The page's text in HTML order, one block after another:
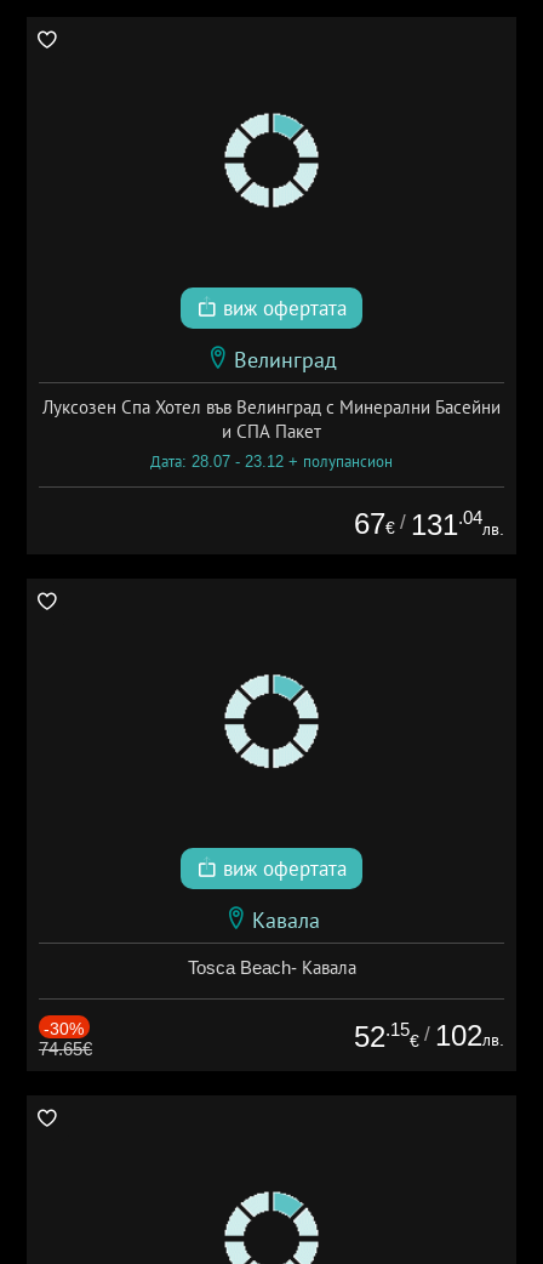
виж офертата
Велинград
Луксозен Спа Хотел във Велинград с Минерални Басейни
и СПА Пакет
Дата: 28.07 - 23.12 + полупансион
67€ / 131.04
лв.
виж офертата
Кавала
Tosca Beach- Кавала
-30%
74.65€ 52.15
€ / 102лв.